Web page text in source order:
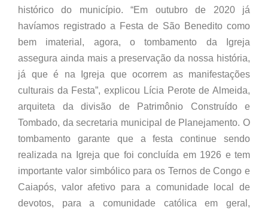
histórico do município. “Em outubro de 2020 já
havíamos registrado a Festa de São Benedito como
bem imaterial, agora, o tombamento da Igreja
assegura ainda mais a preservação da nossa história,
já que é na Igreja que ocorrem as manifestações
culturais da Festa”, explicou Lícia Perote de Almeida,
arquiteta da divisão de Patrimônio Construído e
Tombado, da secretaria municipal de Planejamento. O
tombamento garante que a festa continue sendo
realizada na Igreja que foi concluída em 1926 e tem
importante valor simbólico para os Ternos de Congo e
Caiapós, valor afetivo para a comunidade local de
devotos, para a comunidade católica em geral,